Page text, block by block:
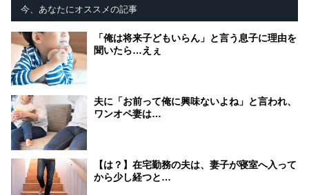
今、あなたにオススメの記事
「俺は将来子どもいらん」と言う息子に理由を
聞いたら…えぇ
夫に「お前って俺に興味ないよね」と言われ、
ワンオペ妻は…
【は？】在宅勤務の夫は、妻子が寝室へ入って
から少し経つと…